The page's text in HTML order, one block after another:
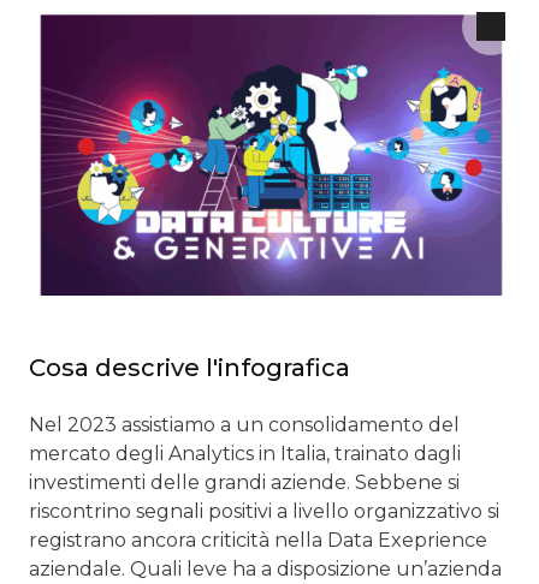
Cosa descrive l'infografica
Nel 2023 assistiamo a un consolidamento del
mercato degli Analytics in Italia, trainato dagli
investimenti delle grandi aziende. Sebbene si
riscontrino segnali positivi a livello organizzativo si
registrano ancora criticità nella Data Exeprience
aziendale. Quali leve ha a disposizione un’azienda